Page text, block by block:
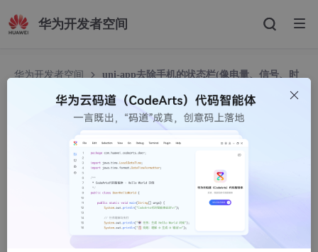
华为开发者空间
华为开发者空间
uni-app去除手机的状态栏(像电量、信号、时
uni-app去除手机的状态栏(像电量、信号、时间等)
韩召华
3422人浏览 · 2023-07-14 11:10:11
一、 uni-app自定义导航栏时，导航内容会和手机自带的状态栏相
重叠，为了解决这个问题可以这样：